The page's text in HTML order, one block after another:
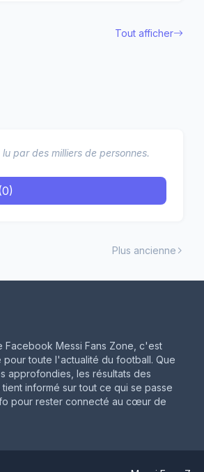
Tout afficher
par des milliers de personnes.
Plus ancienne
Messi Fans Zone, c'est
toute l'actualité du football. Que
approfondies, les résultats des
informé sur tout ce qui se passe
pour rester connecté au cœur de